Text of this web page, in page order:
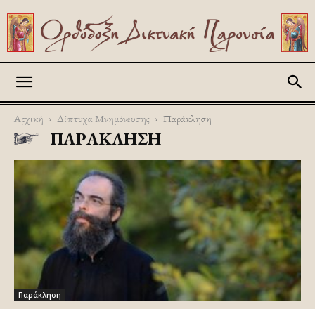
Αρχική Δίπτυχα Μνημόνευσης Παράκληση
ΠΑΡΆΚΛΗΣΗ
Παράκληση